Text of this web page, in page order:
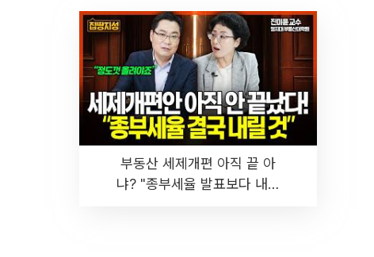
부동산 세제개편 아직 끝 아
냐? "종부세율 발표보다 내릴